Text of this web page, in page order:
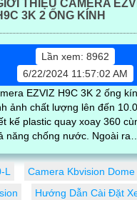
THIỆU CAMERA
3K 2 ỐNG KÍNH
Lần xem: 8962
6/22/2024 11:57:02 AM
EZVIZ H9C 3K 2 ống
ảnh chất lượng lên đến
kế plastic quay xoay 360
chống nước. Ngoài ra
L Camera Kbvision
Hướng Dẫn Cài Đặt